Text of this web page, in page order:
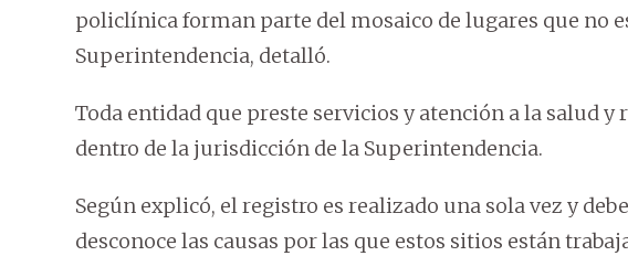
policlínica forman parte del mosaico de lugares que no
Superintendencia, detalló.
Toda entidad que preste servicios y atención a la salud
dentro de la jurisdicción de la Superintendencia.
Según explicó, el registro es realizado una sola vez y
desconoce las causas por las que estos sitios están